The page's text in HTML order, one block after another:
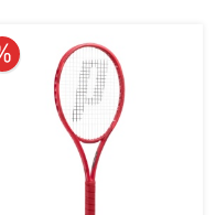
10% obniżone